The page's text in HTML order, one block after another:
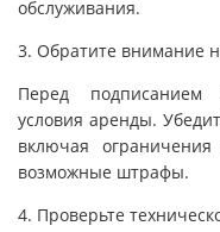
обслуживания.
3. Обратите внимание
Перед подписанием
условия аренды.
включая
возможные штрафы.
4. Проверьте